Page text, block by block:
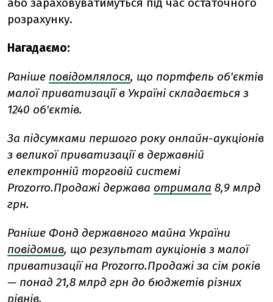
розрахунку.
Нагадаємо:
Раніше повідомлялося, що портфель об'єктів
малої приватизації в Україні складається з
1240 об'єктів.
За підсумками першого року онлайн-аукціонів
з великої приватизації в державній
електронній торговій системі
Prozorro.Продажі держава отримала 8,9 млрд
грн.
Раніше Фонд державного майна України
повідомив, що результат аукціонів з малої
приватизації на Prozorro.Продажі за сім років
— понад 21,8 млрд грн до бюджетів різних
рівнів.